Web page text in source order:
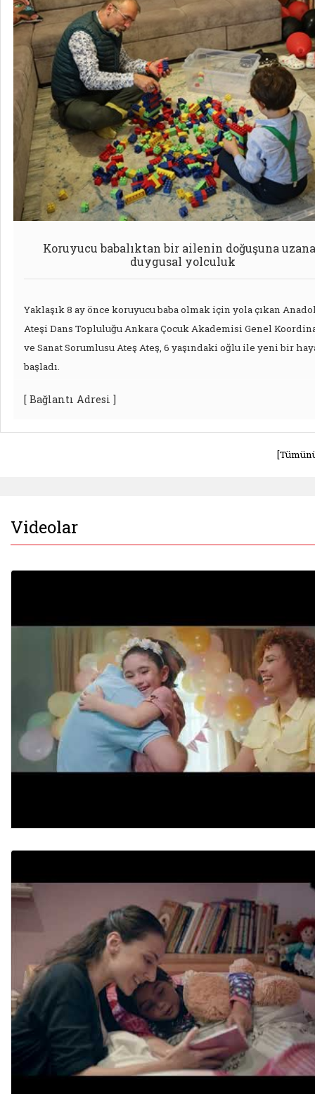
Koruyucu babalıktan bir ailenin doğuşuna
duygusal yolculuk
Yaklaşık 8 ay önce koruyucu baba olmak için yola çıkan
Ateşi Dans Topluluğu Ankara Çocuk Akademisi Genel
ve Sanat Sorumlusu Ateş Ateş, 6 yaşındaki oğlu ile yeni bir
başladı.
[ Bağlantı Adresi ]
Videolar